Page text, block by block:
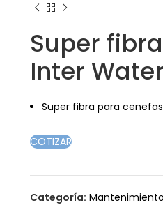
Super
Inter Water
Super fibra para
COTIZAR
Categoría: Mantenimiento